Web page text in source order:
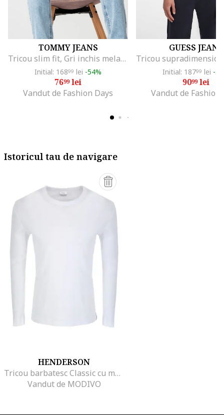
TOMMY JEANS
Tricou slim fit, Gri inchis melange
Initial: 16899 lei -54%
7699lei
Vandut de Fashion Days
GUESS JEANS
Initial: 18799 lei -
9099lei
Vandut de Fashion
Istoricul tau de navigare
HENDERSON
Tricou barbatesc Classic cu maneca lunga alb,
Vandut de MODIVO